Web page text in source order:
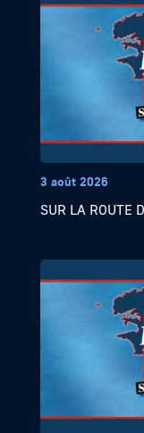
3 août 2026
SUR LA ROUTE